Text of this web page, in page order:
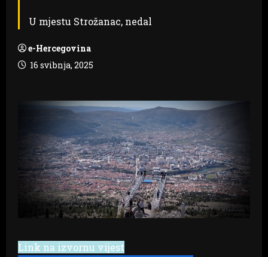
U mjestu Strožanac, nedal
e-Hercegovina
16 svibnja, 2025
Link na izvornu vijest